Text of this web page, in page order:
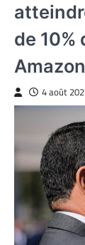
de 10%
4 août